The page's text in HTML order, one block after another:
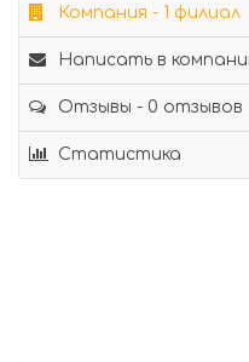
Компания - 1 филиал
Написать в
Отзывы - 0 отзывов
Статистика